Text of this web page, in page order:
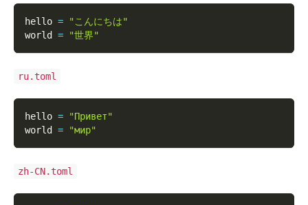
hello =
"こんにちは"
world = "世界"
ru.toml
hello =
"Привет"
world = "мир"
zh-CN.toml